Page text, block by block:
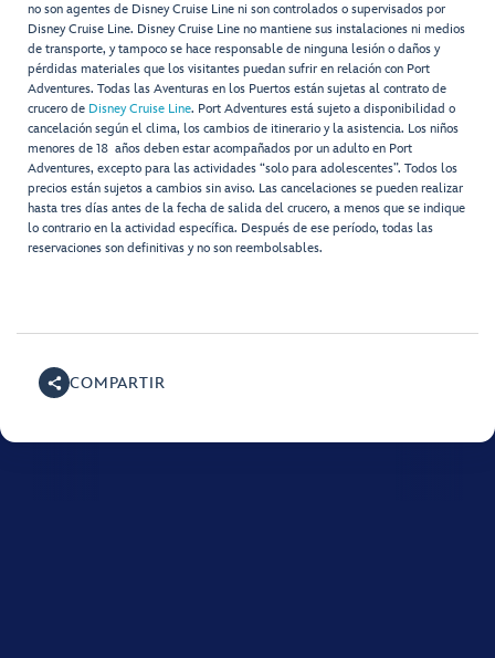
no son agentes de Disney Cruise Line ni son controlados o supervisados por
Disney Cruise Line. Disney Cruise Line no mantiene sus instalaciones ni medios
de transporte, y tampoco se hace responsable de ninguna lesión o daños y
pérdidas materiales que los visitantes puedan sufrir en relación con Port
Adventures. Todas las Aventuras en los Puertos están sujetas al contrato de
crucero de Disney Cruise Line. Port Adventures está sujeto a disponibilidad o
cancelación según el clima, los cambios de itinerario y la asistencia. Los niños
menores de 18 años deben estar acompañados por un adulto en Port
Adventures, excepto para las actividades “solo para adolescentes”. Todos los
precios están sujetos a cambios sin aviso. Las cancelaciones se pueden realizar
hasta tres días antes de la fecha de salida del crucero, a menos que se indique
lo contrario en la actividad específica. Después de ese período, todas las
reservaciones son definitivas y no son reembolsables.
COMPARTIR